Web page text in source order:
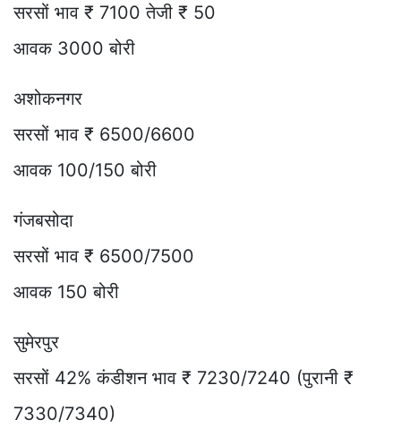
सरसों भाव ₹ 7100 तेजी ₹ 50
आवक 3000 बोरी
अशोकनगर
सरसों भाव ₹ 6500/6600
आवक 100/150 बोरी
गंजबसोदा
सरसों भाव ₹ 6500/7500
आवक 150 बोरी
सुमेरपुर
सरसों 42% कंडीशन भाव ₹ 7230/7240 (पुरानी ₹
7330/7340)